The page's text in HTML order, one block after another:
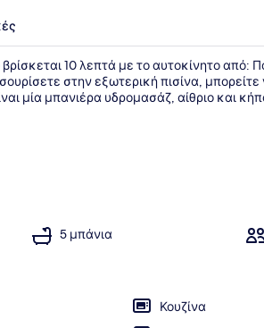
10 λεπτά με το αυτοκίνητο από:
στην εξωτερική πισίνα,
μία μπανιέρα υδρομασάζ, αίθριο και
5 μπάνια
Κουζίνα